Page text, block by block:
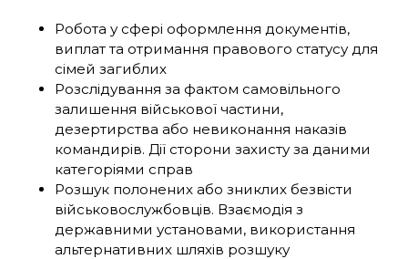
Робота у сфері оформлення документів,
виплат та отримання правового статусу для
сімей загиблих
Розслідування за фактом самовільного
залишення військової частини,
дезертирства або невиконання наказів
командирів. Дії сторони захисту за даними
категоріями справ
Розшук полонених або зниклих безвісти
військовослужбовців. Взаємодія з
державними установами, використання
альтернативних шляхів розшуку